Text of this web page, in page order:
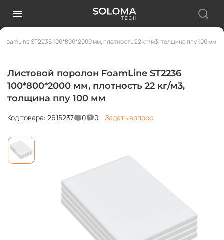
FoamLine ST2236 100*800*2000 мм, плотность 22 кг/м3, толщина ппу 100 мм
Листовой поролон FoamLine ST2236
100*800*2000 мм, плотность 22 кг/м3,
толщина ппу 100 мм
Код товара: 2615237 0 0 Задать вопрос